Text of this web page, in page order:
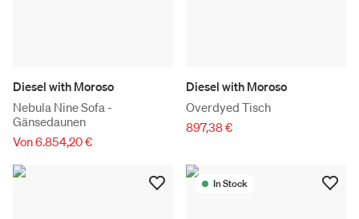
Diesel with Moroso
Nebula Nine Sofa -
Gänsedaunen
Von 6.854,20 €
Diesel with Moroso
Overdyed Tisch
897,38 €
In Stock